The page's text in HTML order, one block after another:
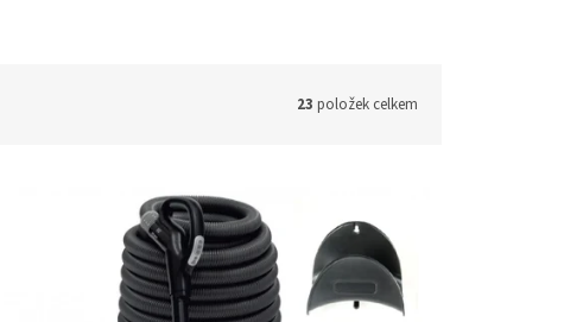
23 položek celkem